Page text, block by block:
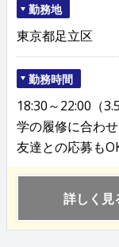
勤務地
東京都足立区
勤務時間
18:30～22:00（
学の履修に合わ
友達との応募も
詳しく見